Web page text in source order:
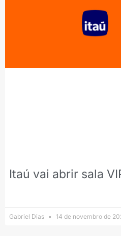
Itaú vai abrir sala
Gabriel Dias 14 de novembro de